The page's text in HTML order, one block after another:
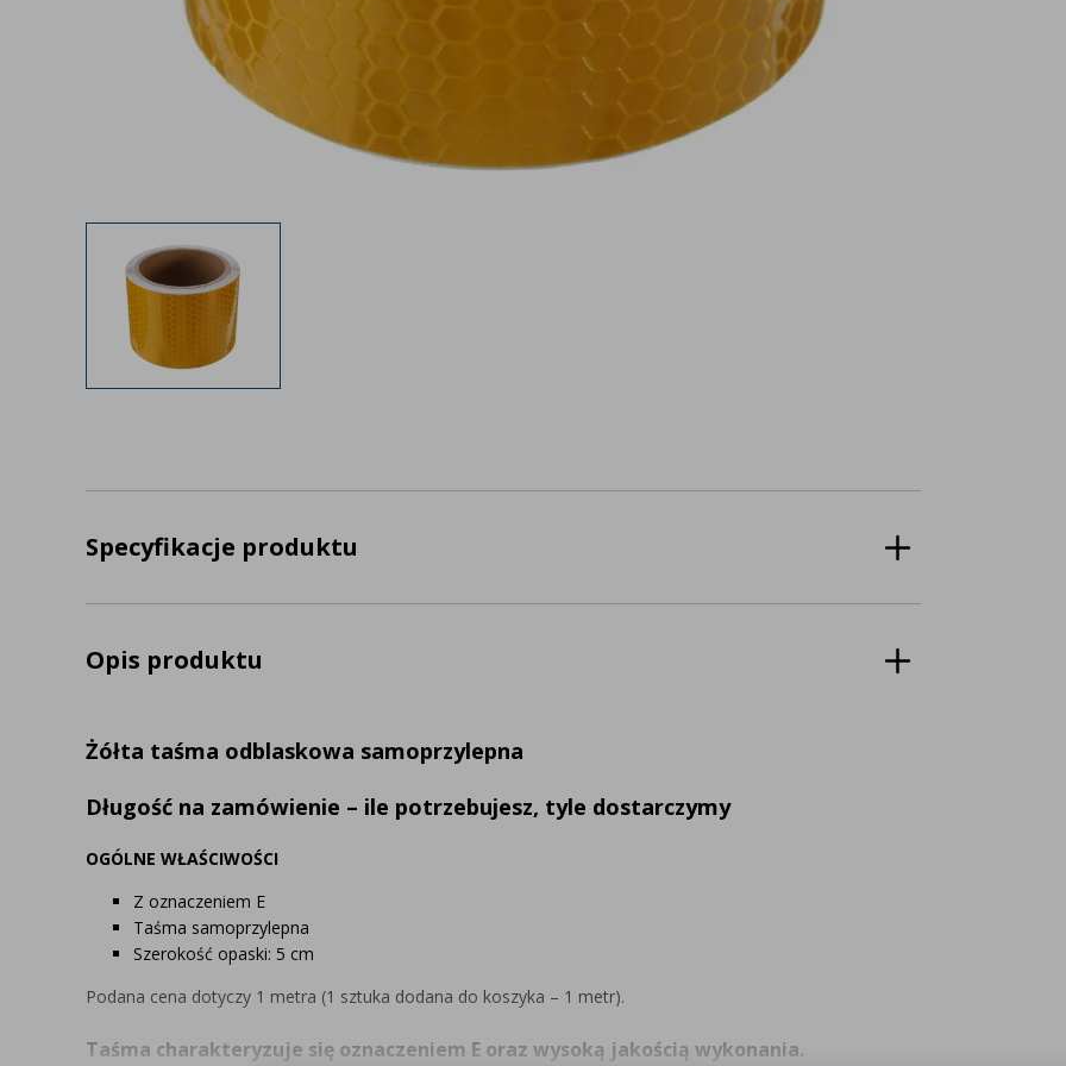
Specyfikacje produktu
Opis produktu
Żółta taśma odblaskowa samoprzylepna
Długość na zamówienie – ile potrzebujesz, tyle dostarczymy
OGÓLNE WŁAŚCIWOŚCI
Z oznaczeniem E
Taśma samoprzylepna
Szerokość opaski: 5 cm
Podana cena dotyczy 1 metra (1 sztuka dodana do koszyka – 1 metr).
Taśma charakteryzuje się oznaczeniem E oraz wysoką jakością wykonania.